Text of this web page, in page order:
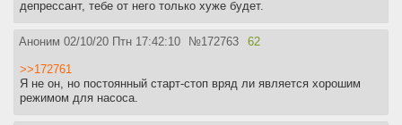
депрессант, тебе от него только хуже будет.
Аноним 02/10/20 Птн 17:42:10 №172763 62
>>172761
Я не он, но постоянный старт-стоп вряд ли является хорошим
режимом для насоса.